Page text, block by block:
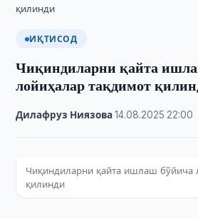
қилинди
ИҚТИСОД
Чиқиндиларни қайта
лойиҳалар тақдимот
Дилафруз Ниязова·14.08.2025 22:00
Чиқиндиларни қайта ишлаш бўйича
қилинди